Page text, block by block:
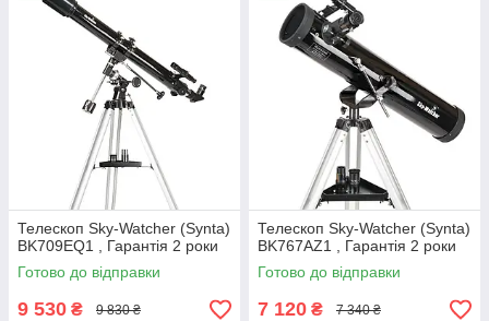
Телескоп Sky-Watcher (Synta)
BK709EQ1 , Гарантія 2 роки
Готово до відправки
9 530 ₴ 9 830 ₴
Телескоп Sky-Watcher (Synta)
BK767AZ1 , Гарантія 2 роки
Готово до відправки
7 120 ₴ 7 340 ₴